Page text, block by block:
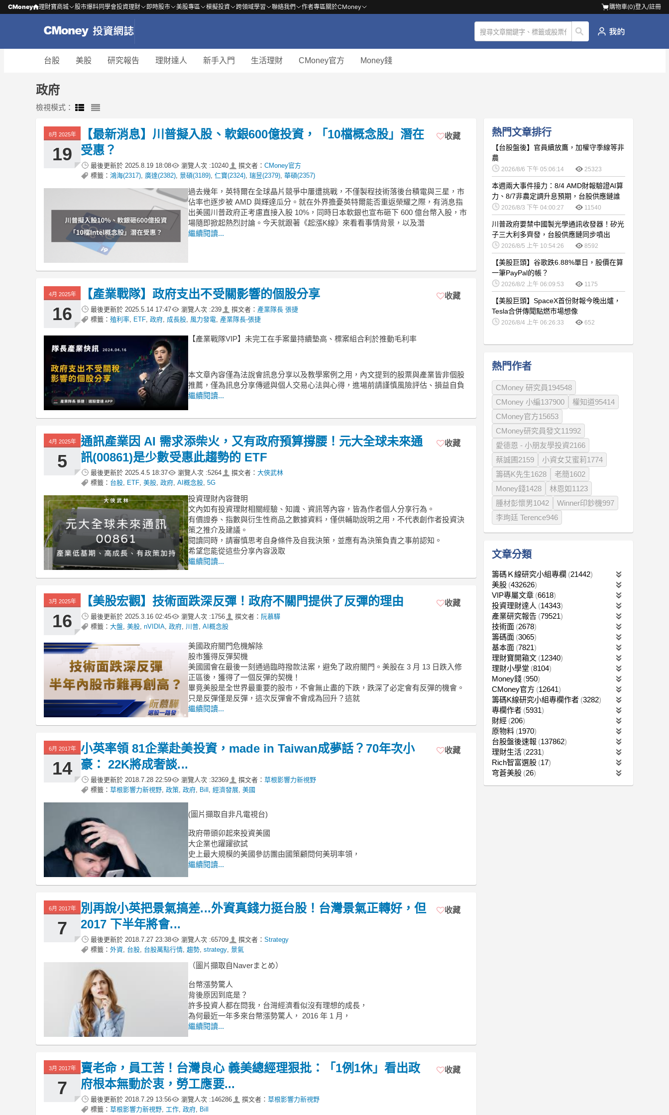
CMoney 理財寶商城 股市爆料同學會投資理財 即時股市 美股專區 模擬投資 跨領域學習 聯絡我們 作者專區關於CMoney 購物車(0)登入/註冊
台股 美股 研究報告 理財達人 新手入門 生活理財 CMoney官方 Money錢
政府
檢視模式：
8月 2025年
19
【最新消息】川普擬入股、軟銀600億投資，「10檔概念股」潛在
受惠？
最後更新於 2025.8.19 18:08 瀏覽人次 :10240 撰文者： CMoney官方
標籤： 鴻海(2317) 廣達(2382) 景碩(3189) 仁寶(2324) 瑞昱(2379) 華碩(2357)
收藏
過去幾年，英特爾在全球晶片競爭中屢遭挑戰，不僅製程技術落後台積電與三星，市
佔率也逐步被 AMD 與輝達瓜分。就在外界擔憂英特爾能否重返榮耀之際，有消息指
出美國川普政府正考慮直接入股 10%，同時日本軟銀也宣布砸下 600 億台幣入股，市
場隨即掀起熱烈討論。今天就跟著《起漲K線》來看看事情背景，以及潛
繼續閱讀...
4月 2025年
16
【產業戰隊】政府支出不受關影響的個股分享
最後更新於 2025.5.14 17:47 瀏覽人次 :239 撰文者： 產業隊長 張捷
標籤： 殖利率 ETF 政府 成長股 風力發電 產業隊長-張捷
收藏
【產業戰隊VIP】未完工在手案量持續墊高、標案組合利於推動毛利率
本文章內容僅為法說會訊息分享以及教學案例之用，內文提到的股票與產業皆非個股
推薦，僅為訊息分享傳遞與個人交易心法與心得，進場前請謹慎風險評估、損益自負
繼續閱讀...
4月 2025年
5
通訊產業因 AI 需求添柴火，又有政府預算撐腰！元大全球未來通
訊(00861)是少數受惠此趨勢的 ETF
最後更新於 2025.4.5 18:37 瀏覽人次 :5264 撰文者： 大俠武林
標籤： 台股 ETF 美股 政府 AI概念股 5G
收藏
​投資理財內容聲明
文內如有投資理財相關經驗、知識、資訊等內容，皆為作者個人分享行為。
有價證券、指數與衍生性商品之數據資料，僅供輔助說明之用，不代表創作者投資決
策之推介及建議。
閱讀同時，請審慎思考自身條件及自我決策，並應有為決策負責之事前認知。
希望您能從這些分享內容汲取
繼續閱讀...
3月 2025年
16
【美股宏觀】技術面跌深反彈！政府不關門提供了反彈的理由
最後更新於 2025.3.16 02:45 瀏覽人次 :1756 撰文者： 阮慕驊
標籤： 大盤 美股 nVIDIA 政府 川普 AI概念股
收藏
美國政府關門危機解除
股市獲得反彈契機
美國國會在最後一刻通過臨時撥款法案，避免了政府關門。美股在 3 月 13 日跌入修
正區後，獲得了一個反彈的契機！
畢竟美股是全世界最重要的股市，不會無止盡的下跌，跌深了必定會有反彈的機會。
只是反彈僅是反彈，這次反彈會不會成為回升？這就
繼續閱讀...
6月 2017年
14
小英率領 81企業赴美投資，made in Taiwan成夢話？70年次小
豪： 22K將成奢談...
最後更新於 2018.7.28 22:59 瀏覽人次 :32369 撰文者： 草根影響力新視野
標籤： 草根影響力新視野 政策 政府 Bill 經濟發展 美國
收藏
(圖片擷取自非凡電視台)
政府帶頭卯起來投資美國
大企業也躍躍欲試
史上最大規模的美國參訪團由國策顧問何美玥率領，
繼續閱讀...
6月 2017年
7
別再說小英把景氣搞差...外資真錢力挺台股！台灣景氣正轉好，但
2017 下半年將會...
最後更新於 2018.7.27 23:38 瀏覽人次 :65709 撰文者： Strategy
標籤： 外資 台股 台股萬點行情 趨勢 strategy 景氣
收藏
（圖片擷取自Naverまとめ）
台幣漲勢驚人
背後原因到底是？
許多投資人都在問我，台灣經濟看似沒有理想的成長，
為何最近一年多來台幣漲勢驚人， 2016 年 1 月，
繼續閱讀...
3月 2017年
7
賣老命，員工苦！台灣良心 義美總經理狠批：「1例1休」看出政
府根本無動於衷，勞工應要...
最後更新於 2018.7.29 13:56 瀏覽人次 :146286 撰文者： 草根影響力新視野
標籤： 草根影響力新視野 工作 政府 Bill
收藏
熱門文章排行
【台股盤後】官員續放鷹，加權守季線等非
農
2026/8/6 下午 05:06:14 25323
本週兩大事件接力：8/4 AMD財報驗證AI算
力、8/7非農定調升息預期，台股供應鏈誰
卡位最佳？
2026/8/3 下午 04:00:27 11540
川普政府要禁中國製光學通訊收發器！矽光
子三大利多齊發，台股供應鏈同步噴出
2026/8/5 上午 10:54:26 8592
【美股巨頭】谷歌跌6.88%單日，股價在算
一筆PayPal的帳？
2026/8/2 上午 06:09:53 1175
【美股巨頭】SpaceX首份財報今晚出爐，
Tesla合併傳聞點燃市場想像
2026/8/4 上午 06:26:33 652
熱門作者
CMoney 研究員194548
CMoney 小編137900
權知道95414
CMoney官方15653
CMoney研究員發文11992
愛德恩 - 小朋友學投資2166
蔡誠圃2159
小資女艾蜜莉1774
籌碼K先生1628
老簡1602
Money錢1428
林恩如1123
腫材彭懷男1042
Winner印鈔機997
李珣廷 Terence946
文章分類
籌碼Ｋ線研究小組專欄
21442
美股 432626
VIP專屬文章 6618
投資理財達人
14343
產業研究報告 79521
技術面 2678
籌碼面 3065
基本面 7821
理財寶開箱文 12340
理財小學堂 8104
Money錢 950
CMoney官方 12641
籌碼K線研究小組專欄作者 3282
專欄作者 5931
財經 206
原物料 1970
台股盤後速報 137862
理財生活 2231
Rich智富選股 17
穹蒼美股 26